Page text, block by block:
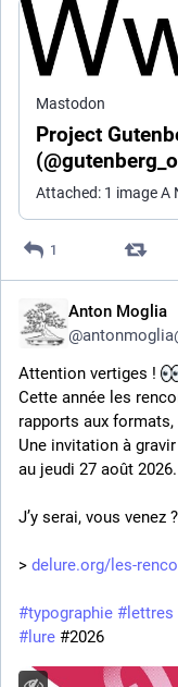
Mastodon
Project
1
Anton Moglia
@
Attention vertiges !
Cette année les
rapports aux
Une invitation à
au jeudi 27 août 2026.
J’y serai, vous venez ?
> delure.org/les-
#typographie # lettres
# lure #2026